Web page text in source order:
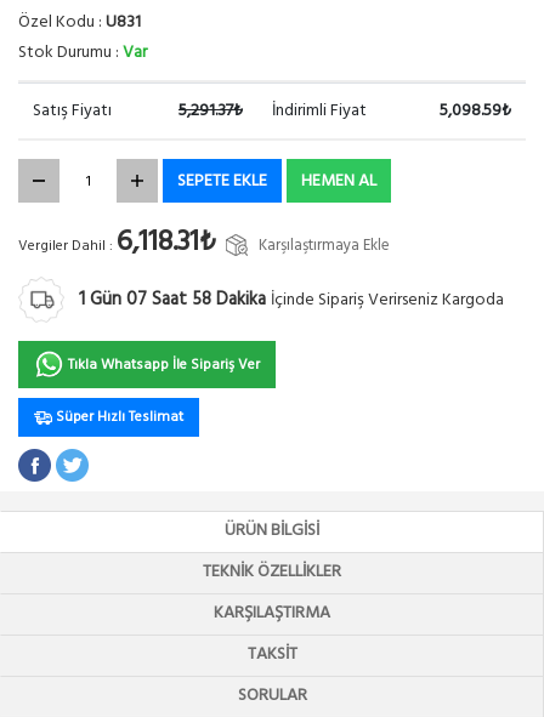
Özel Kodu :U831
Stok Durumu :Var
Satış Fiyatı 5,291.37₺ İndirimli Fiyat 5,098.59₺
SEPETE EKLE HEMEN AL
Vergiler Dahil : 6,118.31₺ Karşılaştırmaya Ekle
1Gün07Saat 58Dakika İçinde Sipariş Verirseniz Kargoda
Tıkla Whatsapp İle Sipariş Ver
Süper Hızlı Teslimat
ÜRÜN BILGISI
TEKNIK ÖZELLIKLER
KARŞILAŞTIRMA
TAKSIT
SORULAR